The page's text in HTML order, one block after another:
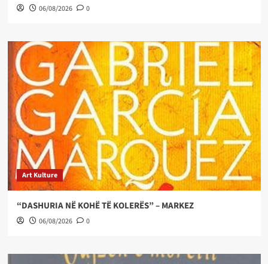
06/08/2026 0
Art Kulture
“DASHURIA NË KOHË TË KOLERËS” – MARKEZ
06/08/2026 0